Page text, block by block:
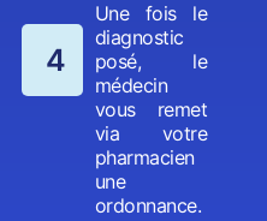
4
Une fois le
diagnostic
posé, le
médecin
vous remet
via votre
pharmacien
une
ordonnance.